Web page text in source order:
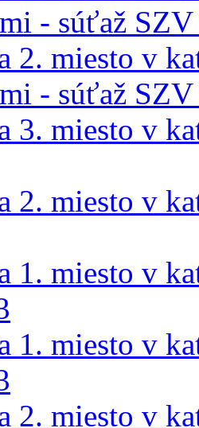
- súťaž
2. miesto v
- súťaž
3. miesto v
2. miesto v
1. miesto v
1. miesto v
2. miesto v